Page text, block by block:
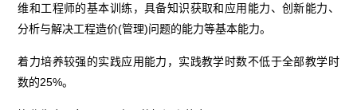
维和工程师的基本训练，具备知识获取和应用能力、创新能力、
分析与解决工程造价(管理)问题的能力等基本能力。
着力培养较强的实践应用能力，实践教学时数不低于全部教学时
数的25%。